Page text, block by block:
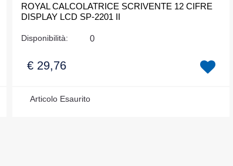
ROYAL CALCOLATRICE SCRIVENTE 12 CIFRE
DISPLAY LCD SP-2201 II
Disponibilità: 0
€ 29,76
Articolo Esaurito